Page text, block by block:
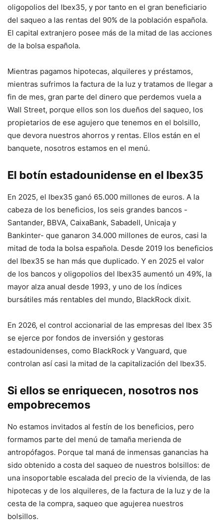
oligopolios del Ibex35, y por tanto en el gran beneficiario
del saqueo a las rentas del 90% de la población española.
El capital extranjero posee más de la mitad de las acciones
de la bolsa española.
Mientras pagamos hipotecas, alquileres y préstamos,
mientras sufrimos la factura de la luz y tratamos de llegar a
fin de mes, gran parte del dinero que perdemos vuela a
Wall Street, porque ellos son los dueños del saqueo, los
propietarios de ese agujero que tenemos en el bolsillo,
que devora nuestros ahorros y rentas. Ellos están en el
banquete, nosotros estamos en el menú.
El botín estadounidense en el Ibex35
En 2025, el Ibex35 ganó 65.000 millones de euros. A la
cabeza de los beneficios, los seis grandes bancos -
Santander, BBVA, CaixaBank, Sabadell, Unicaja y
Bankinter- que ganaron 34.000 millones de euros, casi la
mitad de toda la bolsa española. Desde 2019 los beneficios
del Ibex35 se han más que duplicado. Y en 2025 el valor
de los bancos y oligopolios del Ibex35 aumentó un 49%, la
mayor alza anual desde 1993, y uno de los índices
bursátiles más rentables del mundo, BlackRock dixit.
En 2026, el control accionarial de las empresas del Ibex 35
se ejerce por fondos de inversión y gestoras
estadounidenses, como BlackRock y Vanguard, que
controlan así casi la mitad de la capitalización del Ibex35.
Si ellos se enriquecen, nosotros nos
empobrecemos
No estamos invitados al festín de los beneficios, pero
formamos parte del menú de tamaña merienda de
antropófagos. Porque tal maná de inmensas ganancias ha
sido obtenido a costa del saqueo de nuestros bolsillos: de
una insoportable escalada del precio de la vivienda, de las
hipotecas y de los alquileres, de la factura de la luz y de la
cesta de la compra, saqueo que agujerea nuestros
bolsillos.